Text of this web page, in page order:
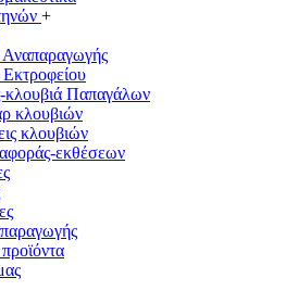
+
κλουβιά Παπαγάλων
κλουβιών
κλουβιών
εκθέσεων